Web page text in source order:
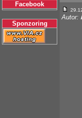
Facebook
Sponzoring
Autor: